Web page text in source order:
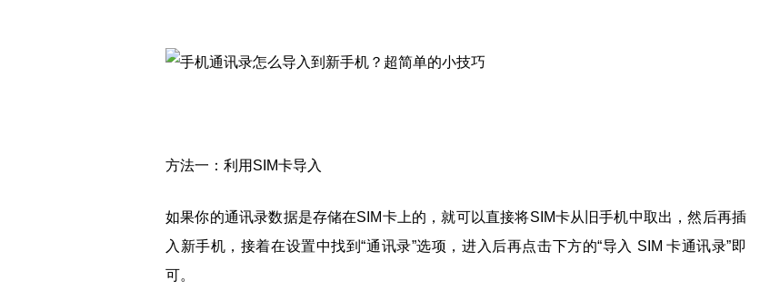
方法一：利用SIM卡导入
如果你的通讯录数据是存储在SIM卡上的，就可以直接将SIM卡从旧手机中取出，然后再插
入新手机，接着在设置中找到“通讯录”选项，进入后再点击下方的“导入 SIM 卡通讯录”即
可。